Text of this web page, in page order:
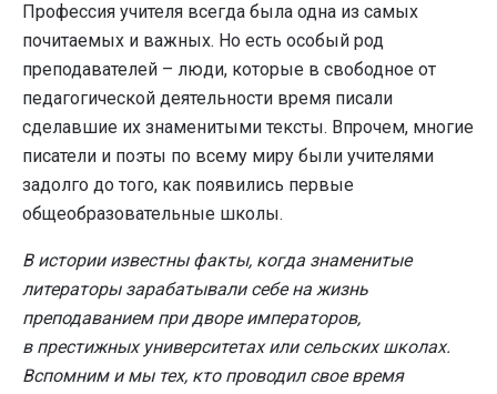
Профессия учителя всегда была одна из самых
почитаемых и важных. Но есть особый род
преподавателей – люди, которые в свободное от
педагогической деятельности время писали
сделавшие их знаменитыми тексты. Впрочем, многие
писатели и поэты по всему миру были учителями
задолго до того, как появились первые
общеобразовательные школы.
В истории известны факты, когда знаменитые
литераторы зарабатывали себе на жизнь
преподаванием при дворе императоров,
в престижных университетах или сельских школах.
Вспомним и мы тех, кто проводил свое время